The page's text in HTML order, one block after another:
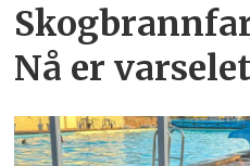
Nå er